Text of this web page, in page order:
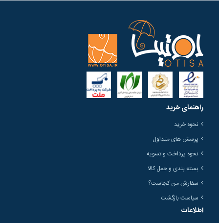
راهنمای خرید
نحوه خرید
پرسش های متداول
نحوه پرداخت و تسویه
بسته بندی و حمل کالا
سفارش من کجاست؟
سیاست بازگشت
اطلاعات